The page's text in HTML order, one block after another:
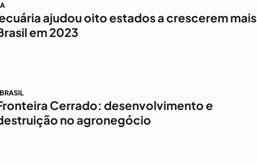
ajudou oito estados a crescerem mais
em 2023
BRASIL
Cerrado: desenvolvimento e
no agronegócio